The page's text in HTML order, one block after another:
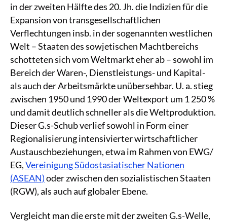
in der zweiten Hälfte des 20. Jh. die Indizien für die
Expansion von transgesellschaftlichen
Verflechtungen insb. in der sogenannten westlichen
Welt – Staaten des sowjetischen Machtbereichs
schotteten sich vom Weltmarkt eher ab – sowohl im
Bereich der Waren-, Dienstleistungs- und Kapital-
als auch der Arbeitsmärkte unübersehbar. U. a. stieg
zwischen 1950 und 1990 der Weltexport um 1 250 %
und damit deutlich schneller als die Weltproduktion.
Dieser G.s-Schub verlief sowohl in Form einer
Regionalisierung intensivierter wirtschaftlicher
Austauschbeziehungen, etwa im Rahmen von EWG/
EG,Vereinigung Südostasiatischer Nationen
(ASEAN)oder zwischen den sozialistischen Staaten
(RGW), als auch auf globaler Ebene.
Vergleicht man die erste mit der zweiten G.s-Welle,